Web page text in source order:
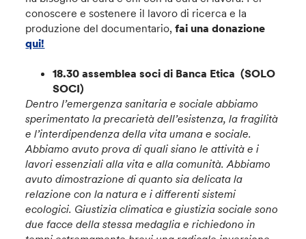
conoscere e sostenere il lavoro di ricerca e la
produzione del documentario,fai una donazione
qui!
18.30 assemblea soci di Banca Etica (SOLO
SOCI)
Dentro l’emergenza sanitaria e sociale abbiamo
sperimentato la precarietà dell’esistenza, la fragilità
e l’interdipendenza della vita umana e sociale.
Abbiamo avuto prova di quali siano le attività e i
lavori essenziali alla vita e alla comunità. Abbiamo
avuto dimostrazione di quanto sia delicata la
relazione con la natura e i differenti sistemi
ecologici. Giustizia climatica e giustizia sociale sono
due facce della stessa medaglia e richiedono in